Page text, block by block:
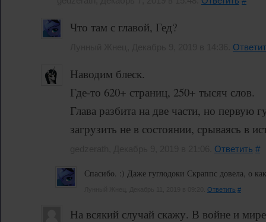
Что там с главой, Гед?
Наводим блеск.
Где-то 620+ страниц, 250+ тысяч слов.
Глава разбита на две части, но первую
загрузить не в состоянии, срываясь в
Ответить #
Спасибо. :) Даже гуглодоки Скраппс довела, о
Ответить #
На всякий случай скажу. В войне и